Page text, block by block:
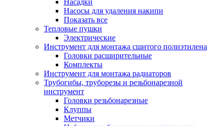
Насадки
Насосы для удаления накипи
Показать все
Тепловые пушки
Электрические
Инструмент для монтажа сшитого полиэтилена
Головки расширительные
Комплекты
Инструмент для монтажа радиаторов
Трубогибы, труборезы и резьбонарезной
инструмент
Головки резьбонарезные
Клуппы
Метчики